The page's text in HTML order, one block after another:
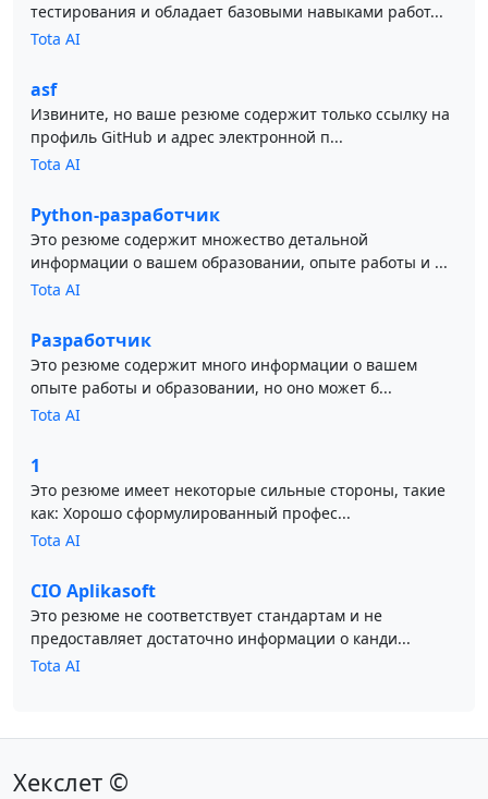
тестирования и обладает базовыми навыками работ...
Tota AI
asf
Извините, но ваше резюме содержит только ссылку на
профиль GitHub и адрес электронной п...
Tota AI
Python-разработчик
Это резюме содержит множество детальной
информации о вашем образовании, опыте работы и ...
Tota AI
Разработчик
Это резюме содержит много информации о вашем
опыте работы и образовании, но оно может б...
Tota AI
1
Это резюме имеет некоторые сильные стороны, такие
как: Хорошо сформулированный профес...
Tota AI
CIO Aplikasoft
Это резюме не соответствует стандартам и не
предоставляет достаточно информации о канди...
Tota AI
Хекслет ©